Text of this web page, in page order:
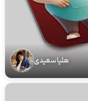
هلیا سعیدی